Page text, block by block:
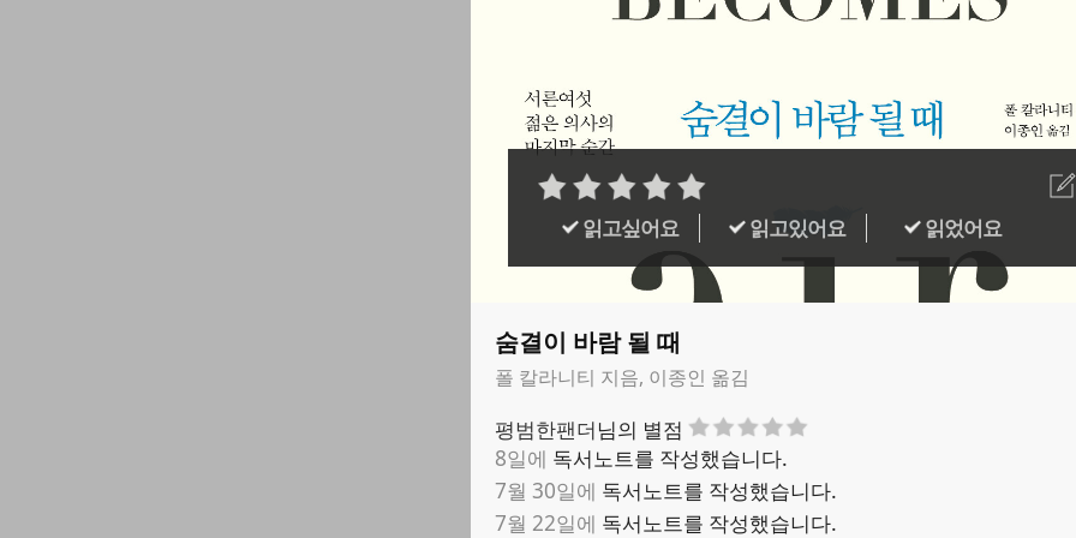
읽고싶어요 읽고있어요 읽었어요
숨결이 바람 될 때
폴 칼라니티 지음, 이종인 옮김
평범한팬더님의 별점
8일에 독서노트를 작성했습니다.
7월 30일에 독서노트를 작성했습니다.
7월 22일에 독서노트를 작성했습니다.